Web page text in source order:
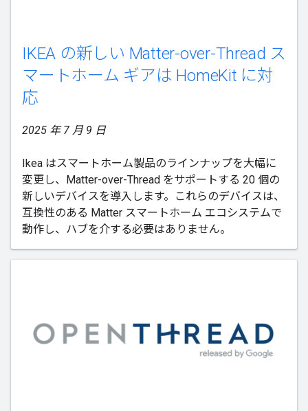
IKEA の新しい Matter-over-Thread ス
マートホーム ギアは HomeKit に対
応
2025 年 7 月 9 日
Ikea はスマートホーム製品のラインナップを大幅に
変更し、Matter-over-Thread をサポートする 20 個の
新しいデバイスを導入します。これらのデバイスは、
互換性のある Matter スマートホーム エコシステムで
動作し、ハブを介する必要はありません。